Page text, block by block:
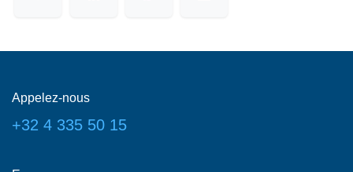
Appelez-nous
+32 4 335 50 15